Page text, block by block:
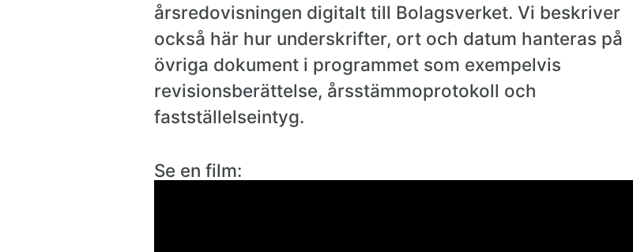
årsredovisningen digitalt till Bolagsverket. Vi beskriver
också här hur underskrifter, ort och datum hanteras på
övriga dokument i programmet som exempelvis
revisionsberättelse, årsstämmoprotokoll och
fastställelseintyg.
Se en film: